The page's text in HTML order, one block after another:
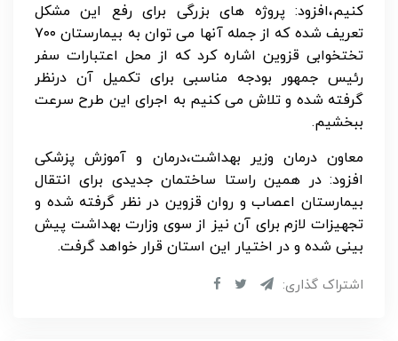
کنیم،افزود: پروژه های بزرگی برای رفع این مشکل
تعریف شده که از جمله آنها می توان به بیمارستان ۷۰۰
تختخوابی قزوین اشاره کرد که از محل اعتبارات سفر
رئیس جمهور بودجه مناسبی برای تکمیل آن درنظر
گرفته شده و تلاش می کنیم به اجرای این طرح سرعت
ببخشیم.
معاون درمان وزیر بهداشت،درمان و آموزش پزشکی
افزود: در همین راستا ساختمان جدیدی برای انتقال
بیمارستان اعصاب و روان قزوین در نظر گرفته شده و
تجهیزات لازم برای آن نیز از سوی وزارت بهداشت پیش
بینی شده و در اختیار این استان قرار خواهد گرفت.
اشتراک گذاری: